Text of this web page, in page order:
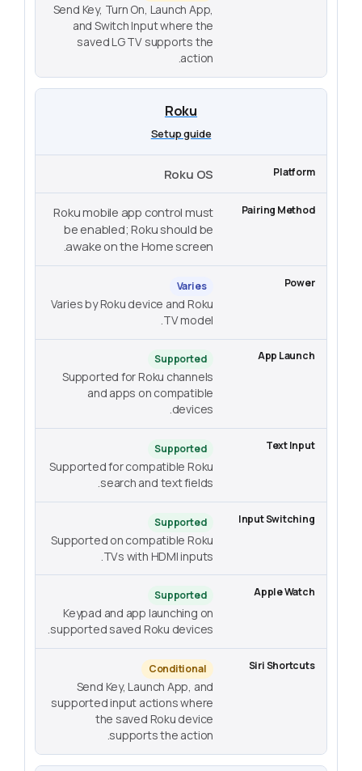
Send Key, Turn On, Launch App,
and Switch Input where the
saved LG TV supports the
action.
Roku
Setup guide
Roku OS
Roku mobile app control must
be enabled; Roku should be
awake on the Home screen.
Varies
Varies by Roku device and Roku
TV model.
Supported
Supported for Roku channels
and apps on compatible
devices.
Supported
Supported for compatible Roku
search and text fields.
Supported
Supported on compatible Roku
TVs with HDMI inputs.
Supported
Keypad and app launching on
supported saved Roku devices.
Conditional
Send Key, Launch App, and
supported input actions where
the saved Roku device
supports the action.